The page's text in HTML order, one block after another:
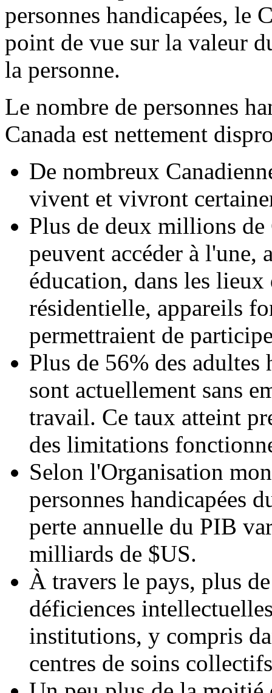
personnes handicapées, le
point de vue sur la valeur
la personne.
Le nombre de personnes
Canada est nettement
De nombreux
vivent et vivront
Plus de deux millions de
peuvent accéder à l'une,
éducation, dans les
résidentielle, appareils
permettraient de
Plus de 56% des adultes
sont actuellement sans
travail. Ce taux atteint
des limitations
Selon l'Organisation
personnes handicapées
perte annuelle du PIB
milliards de $US.
À travers le pays, plus
déficiences
institutions, y compris
centres de soins